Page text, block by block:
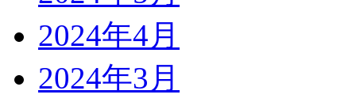
2024年4月
2024年3月